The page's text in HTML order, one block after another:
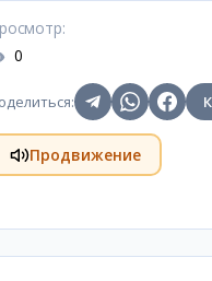
:
0
:
Продвижение